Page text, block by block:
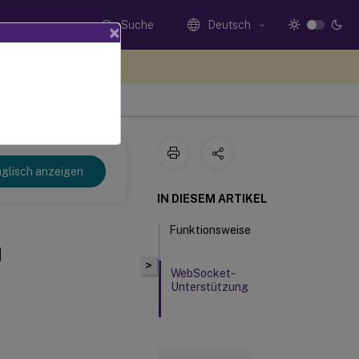
Suche Deutsch
anzeigen
>
IN DIESEM ARTIKEL
Funktionsweise
WebSocket-
Unterstützung
×